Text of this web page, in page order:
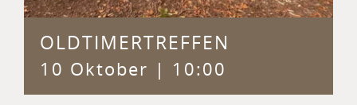
OLDTIMERTREFFEN
10 Oktober | 10:00